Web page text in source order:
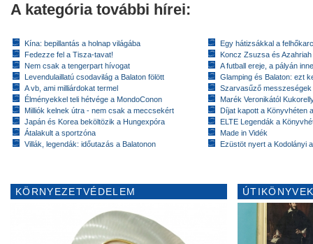
A kategória további hírei:
Kína: bepillantás a holnap világába
Fedezze fel a Tisza-tavat!
Nem csak a tengerpart hívogat
Levendulaillatú csodavilág a Balaton fölött
A vb, ami milliárdokat termel
Élményekkel teli hétvége a MondoConon
Milliók kelnek útra - nem csak a meccsekért
Japán és Korea beköltözik a Hungexpóra
Átalakult a sportzóna
Villák, legendák: időutazás a Balatonon
Egy hátizsákkal a
Koncz Zsuzsa és
A futball ereje, a pályán
Glamping és Balaton: ezt
Szarvasűző messzeségek
Marék Veronikától
Díjat kapott a Könyvhéten
ELTE Legendák a
Made in Vidék
Ezüstöt nyert a Kodolányi
KÖRNYEZETVÉDELEM